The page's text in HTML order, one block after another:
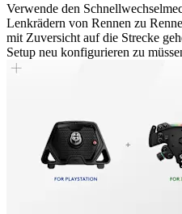
Verwende den
Lenkrädern von Rennen zu
mit Zuversicht auf die Strecke
Setup neu konfigurieren zu